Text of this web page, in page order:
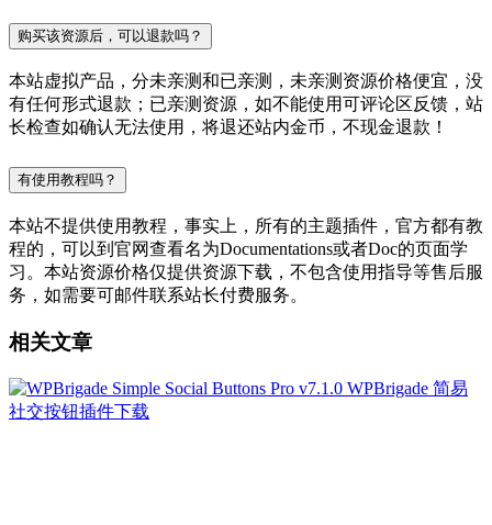
购买该资源后，可以退款吗？
本站虚拟产品，分未亲测和已亲测，未亲测资源价格便宜，没
有任何形式退款；已亲测资源，如不能使用可评论区反馈，站
长检查如确认无法使用，将退还站内金币，不现金退款！
有使用教程吗？
本站不提供使用教程，事实上，所有的主题插件，官方都有教
程的，可以到官网查看名为Documentations或者Doc的页面学
习。本站资源价格仅提供资源下载，不包含使用指导等售后服
务，如需要可邮件联系站长付费服务。
相关文章